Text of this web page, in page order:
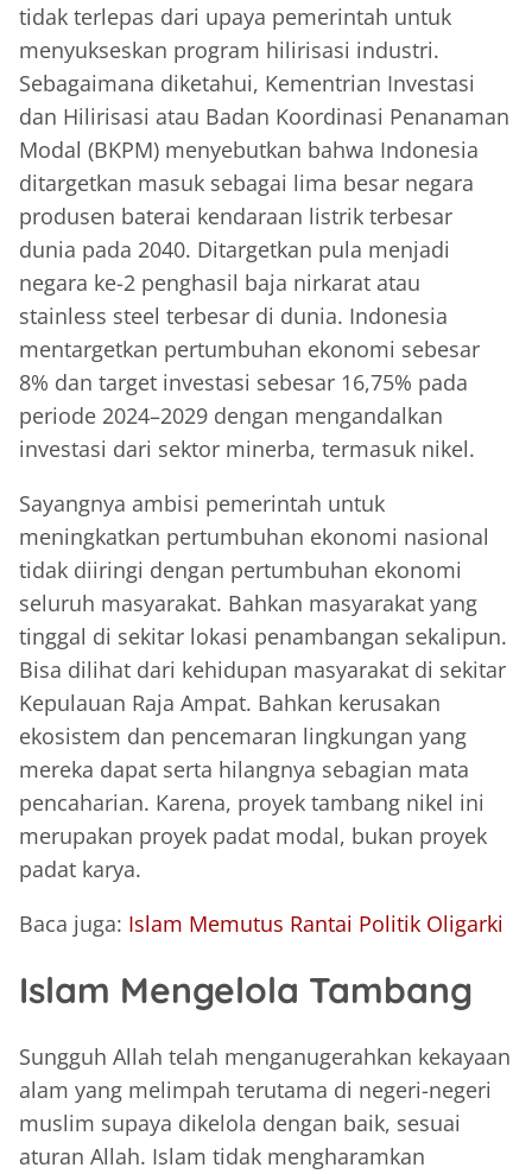
tidak terlepas dari upaya pemerintah untuk
menyukseskan program hilirisasi industri.
Sebagaimana diketahui, Kementrian Investasi
dan Hilirisasi atau Badan Koordinasi Penanaman
Modal (BKPM) menyebutkan bahwa Indonesia
ditargetkan masuk sebagai lima besar negara
produsen baterai kendaraan listrik terbesar
dunia pada 2040. Ditargetkan pula menjadi
negara ke-2 penghasil baja nirkarat atau
stainless steel terbesar di dunia. Indonesia
mentargetkan pertumbuhan ekonomi sebesar
8% dan target investasi sebesar 16,75% pada
periode 2024–2029 dengan mengandalkan
investasi dari sektor minerba, termasuk nikel.
Sayangnya ambisi pemerintah untuk
meningkatkan pertumbuhan ekonomi nasional
tidak diiringi dengan pertumbuhan ekonomi
seluruh masyarakat. Bahkan masyarakat yang
tinggal di sekitar lokasi penambangan sekalipun.
Bisa dilihat dari kehidupan masyarakat di sekitar
Kepulauan Raja Ampat. Bahkan kerusakan
ekosistem dan pencemaran lingkungan yang
mereka dapat serta hilangnya sebagian mata
pencaharian. Karena, proyek tambang nikel ini
merupakan proyek padat modal, bukan proyek
padat karya.
Baca juga: Islam Memutus Rantai Politik Oligarki
Islam Mengelola Tambang
Sungguh Allah telah menganugerahkan kekayaan
alam yang melimpah terutama di negeri-negeri
muslim supaya dikelola dengan baik, sesuai
aturan Allah. Islam tidak mengharamkan